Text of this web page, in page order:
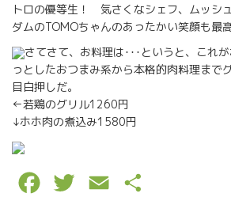
トロの優等生！ 気さくなシェフ、ムッシ
ダムのTOMOちゃんのあったかい笑顔も最高
さてさて、お料理は･･･というと、これ
っとしたおつまみ系から本格的肉料理まで
目白押しだ。
←若鶏のグリル1260円
↓ホホ肉の煮込み1580円